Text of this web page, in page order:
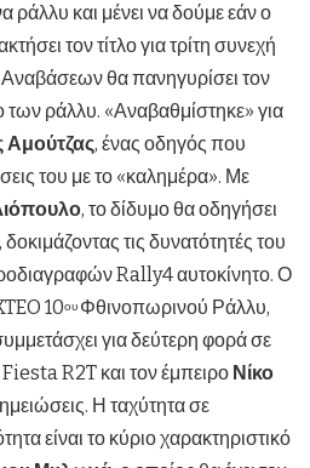
και μένει να δούμε εάν ο
τον τίτλο για τρίτη συνεχή
θα πανηγυρίσει τον
ράλλυ. «Αναβαθμίστηκε» για
Αμούτζας, ένας οδηγός που
του με το «καλημέρα». Με
, το δίδυμο θα οδηγήσει
τις δυνατότητές του
Rally4 αυτοκίνητο. Ο
10ου Φθινοπωρινού Ράλλυ,
για δεύτερη φορά σε
R2T και τον έμπειρο Νίκο
Η ταχύτητα σε
είναι το κύριο χαρακτηριστικό